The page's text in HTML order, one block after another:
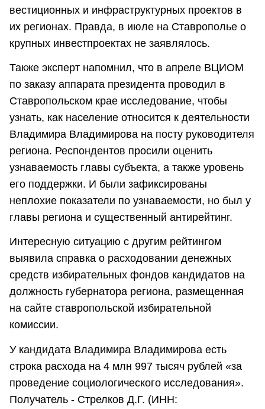
ве­сти­ци­он­ных и ин­фра­струк­тур­ных про­ек­тов в
их ре­ги­о­нах. Правда, в июле на Ставрополье о
крупных инвестпроектах не заявлялось.
Также эксперт напомнил, что в апреле ВЦИОМ
по заказу аппарата президента проводил в
Ставропольском крае исследование, чтобы
узнать, как население относится к деятельности
Владимира Владимирова на посту руководителя
региона. Респондентов просили оценить
узнаваемость главы субъекта, а также уровень
его поддержки. И были зафиксированы
неплохие показатели по узнаваемости, но был у
главы региона и существенный антирейтинг.
Интересную ситуацию с другим рейтингом
выявила справка о расходовании денежных
средств избирательных фондов кандидатов на
должность губернатора региона, размещенная
на сайте ставропольской избирательной
комиссии.
У кандидата Владимира Владимирова есть
строка расхода на 4 млн 997 тысяч рублей «за
проведение социологического исследования».
Получатель - Стрелков Д.Г. (ИНН: